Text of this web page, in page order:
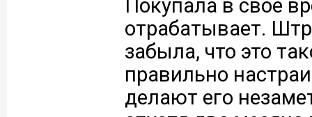
Покупала в своё
отрабатывает.
забыла, что это
правильно
делают его